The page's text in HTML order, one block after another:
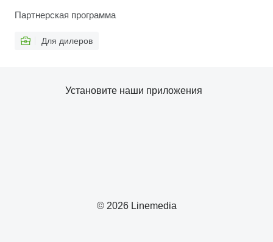
Партнерская программа
Для дилеров
© 2026 Linemedia
Установите наши приложения